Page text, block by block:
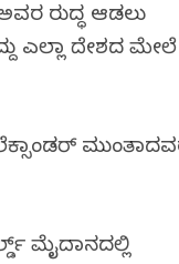
ವಿರುದ್ಧ ಆಡಲು
ಎಲ್ಲಾ ದೇಶದ ಮೇಲೆ
ಮೈದಾನದಲ್ಲಿ